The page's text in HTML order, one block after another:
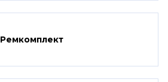
Ремкомплект